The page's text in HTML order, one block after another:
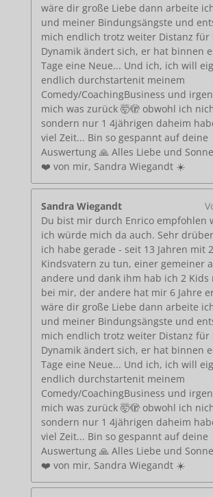
wäre dir große Liebe dann arbeite
und meiner Bindungsängste und
mich endlich trotz weiter Distanz
Dynamik ändert sich, er hat binnen
Tage eine Neue... Und ich, ich will
endlich durchstartenit meinem
Comedy/CoachingBusiness und
mich was zurück 🤯🫣 obwohl ich
sondern nur 1 4jährigen daheim
viel Zeit... Bin so gespannt auf deine
Auswertung 🙏 Alles Liebe und
❤️ von mir, Sandra Wiegandt ☀️
Sandra Wiegandt
Du bist mir durch Enrico empfohlen
ich würde mich da auch. Sehr
ich habe gerade - seit 13 Jahren mit 2
Kindsvatern zu tun, einer gemeiner
andere und dank ihm hab ich 2
bei mir, der andere hat mir 6 Jahre
wäre dir große Liebe dann arbeite
und meiner Bindungsängste und
mich endlich trotz weiter Distanz
Dynamik ändert sich, er hat binnen
Tage eine Neue... Und ich, ich will
endlich durchstartenit meinem
Comedy/CoachingBusiness und
mich was zurück 🤯🫣 obwohl ich
sondern nur 1 4jährigen daheim
viel Zeit... Bin so gespannt auf deine
Auswertung 🙏 Alles Liebe und
❤️ von mir, Sandra Wiegandt ☀️